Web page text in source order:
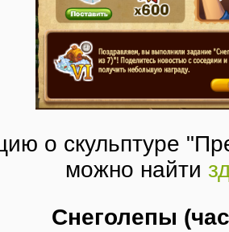
о скульптуре "
можно найти
Снеголепы